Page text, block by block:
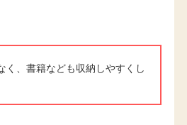
く、書籍なども収納しやすくし